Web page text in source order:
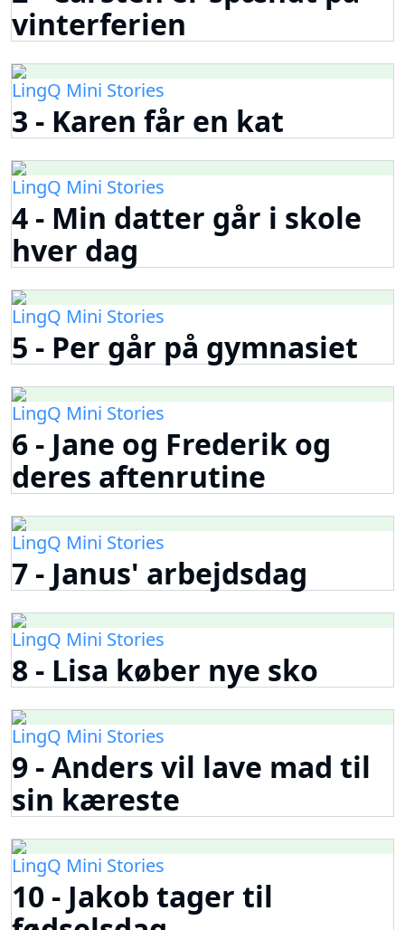
vinterferien
LingQ Mini Stories
3 - Karen får en kat
LingQ Mini Stories
4 - Min datter går i skole
hver dag
LingQ Mini Stories
5 - Per går på gymnasiet
LingQ Mini Stories
6 - Jane og Frederik og
deres aftenrutine
LingQ Mini Stories
7 - Janus' arbejdsdag
LingQ Mini Stories
8 - Lisa køber nye sko
LingQ Mini Stories
9 - Anders vil lave mad til
sin kæreste
LingQ Mini Stories
10 - Jakob tager til